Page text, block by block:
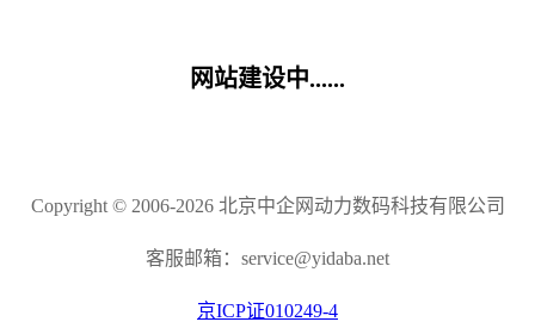
网站建设中......
Copyright © 2006-2026 北京中企网动力数码科技有限公司
客服邮箱：service@yidaba.net
京ICP证010249-4